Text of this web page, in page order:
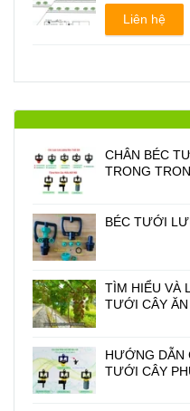
Liên hệ
CHÂN BÉC
TRONG
BÉC TƯỚI
TÌM HIỂU VÀ
TƯỚI
HƯỚNG DẪN
TƯỚI CÂY